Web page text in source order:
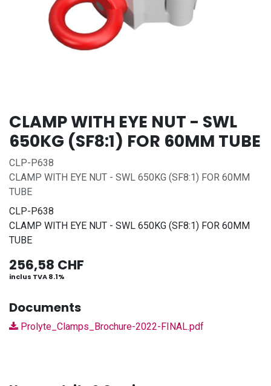
CLAMP WITH EYE NUT - SWL
650KG (SF8:1) FOR 60MM TUBE
CLP-P638
CLAMP WITH EYE NUT - SWL 650KG (SF8:1) FOR 60MM
TUBE
CLP-P638
CLAMP WITH EYE NUT - SWL 650KG (SF8:1) FOR 60MM
TUBE
256,58 CHF
inclus TVA 8.1%
Documents
Prolyte_Clamps_Brochure-2022-FINAL.pdf